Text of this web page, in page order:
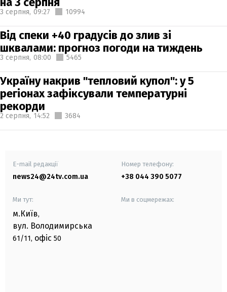
3 серпня, 09:27 10994
Від спеки +40 градусів до злив зі
шквалами: прогноз погоди на тиждень
3 серпня, 08:00 5465
Україну накрив "тепловий купол": у 5
регіонах зафіксували температурні
рекорди
2 серпня, 14:52 3684
E-mail редакції
news24@24tv.com.ua
Номер телефону:
+38 044 390 5077
Ми тут:
м.Київ,
вул. Володимирська
61/11, офіс 50
Ми в соцмережах: